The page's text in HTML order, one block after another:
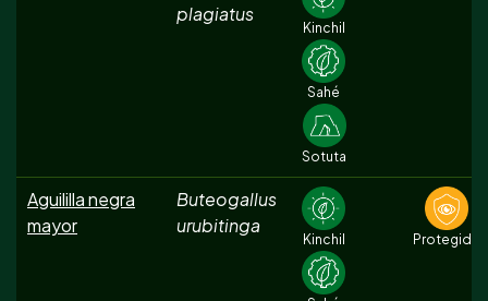
plagiatus
Kinchil
Sahé
Sotuta
Aguililla negra
mayor
Buteogallus
urubitinga
Kinchil Protegida